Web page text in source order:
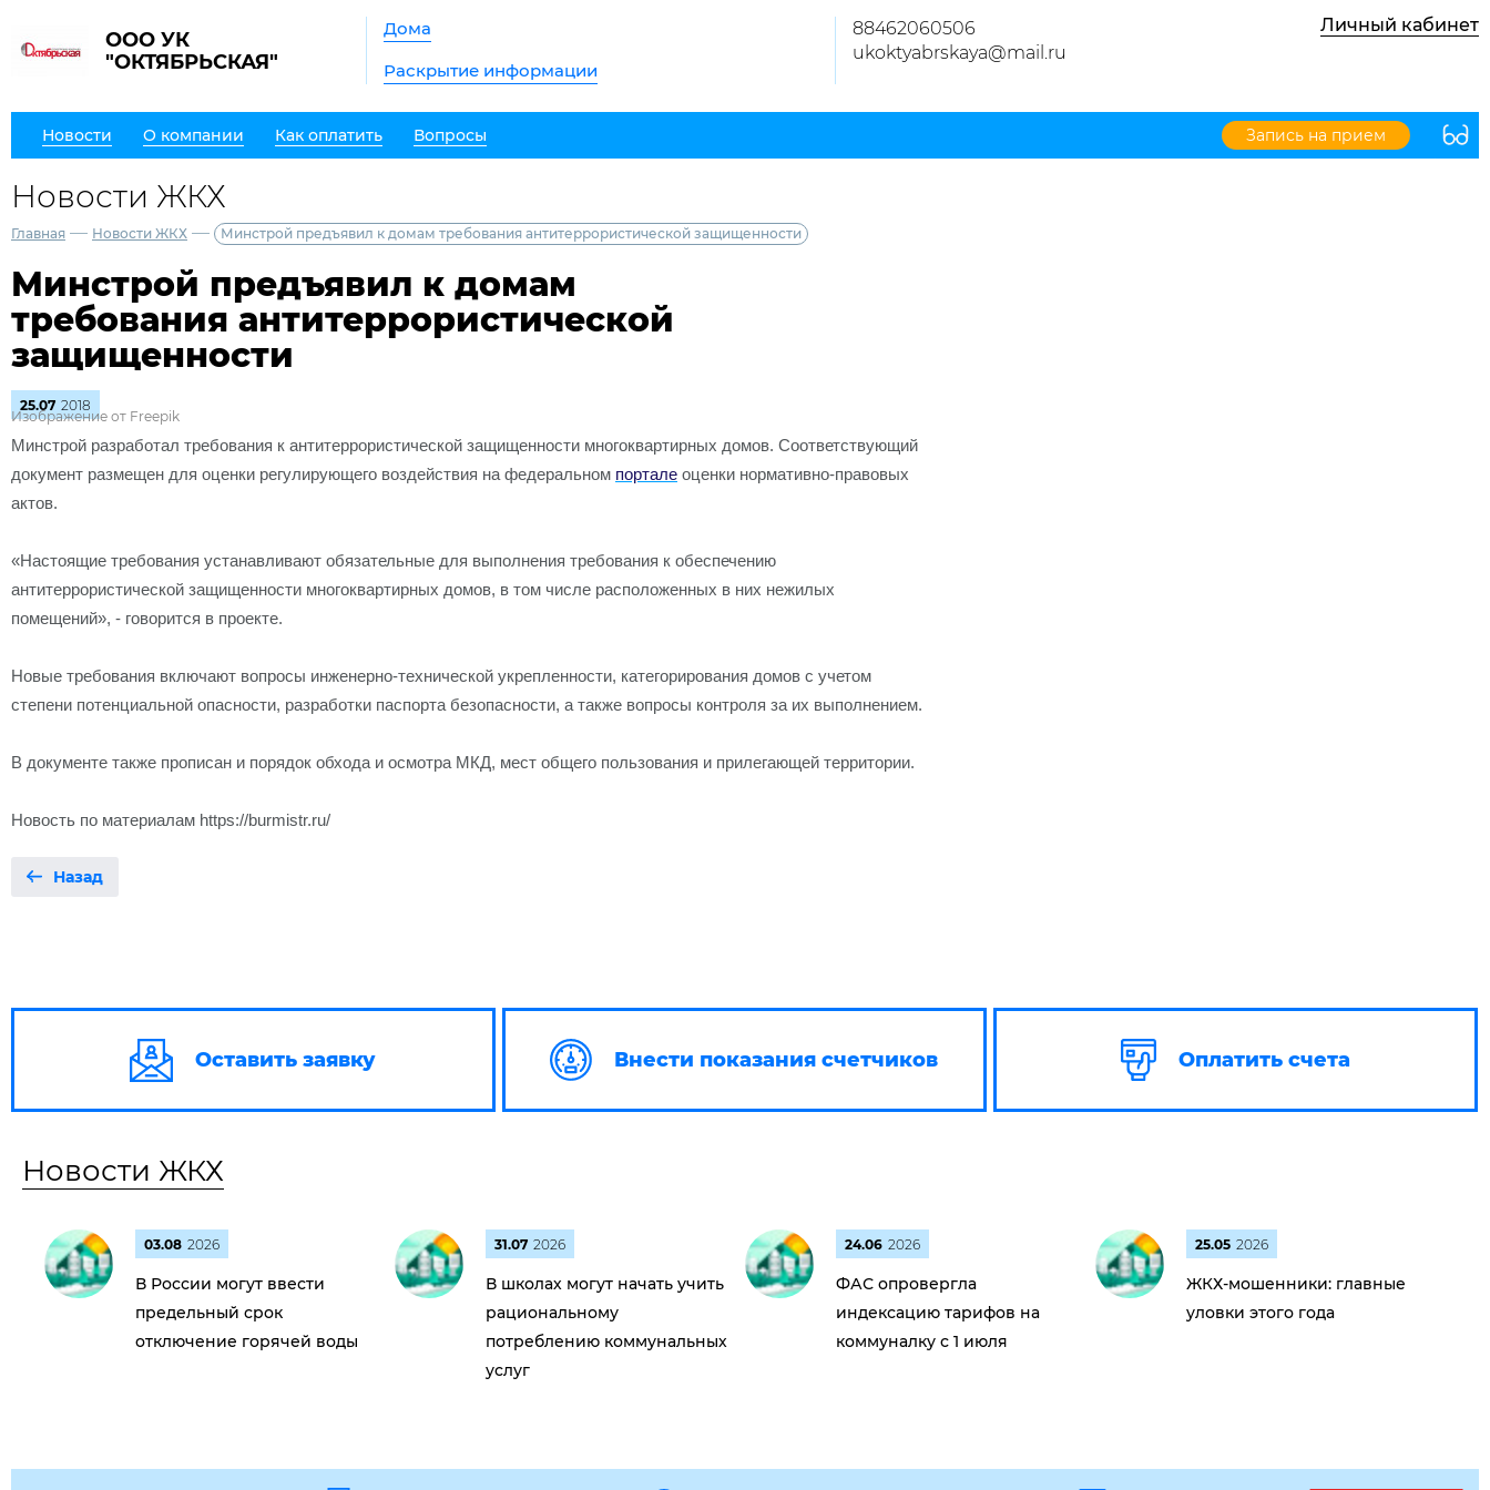
ООО УК
"ОКТЯБРЬСКАЯ"
Дома
Раскрытие информации
88462060506
ukoktyabrskaya@mail.ru
Личный кабинет
Новости О компании Как оплатить Вопросы Запись на прием
Новости ЖКХ
Главная — Новости ЖКХ — Минстрой предъявил к домам требования антитеррористической защищенности
Минстрой предъявил к домам
требования антитеррористической
защищенности
25.07 2018
Изображение от Freepik
Минстрой разработал требования к антитеррористической защищенности многоквартирных домов. Соответствующий
документ размещен для оценки регулирующего воздействия на федеральном портале оценки нормативно-правовых
актов.
«Настоящие требования устанавливают обязательные для выполнения требования к обеспечению
антитеррористической защищенности многоквартирных домов, в том числе расположенных в них нежилых
помещений», - говорится в проекте.
Новые требования включают вопросы инженерно-технической укрепленности, категорирования домов с учетом
степени потенциальной опасности, разработки паспорта безопасности, а также вопросы контроля за их выполнением.
В документе также прописан и порядок обхода и осмотра МКД, мест общего пользования и прилегающей территории.
Новость по материалам https://burmistr.ru/
Назад
Оставить заявку Внести показания счетчиков Оплатить счета
Новости ЖКХ
03.08 2026
В России могут ввести
предельный срок
отключение горячей воды
31.07 2026
В школах могут начать учить
рациональному
потреблению коммунальных
услуг
24.06 2026
ФАС опровергла
индексацию тарифов на
коммуналку с 1 июля
25.05 2026
ЖКХ-мошенники: главные
уловки этого года